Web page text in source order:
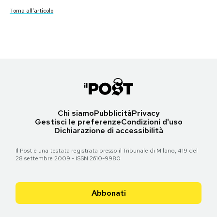
CALENDARIO
Torna all'articolo
Torna all'articolo
Torna all'articolo
Torna all'articolo
Torna all'articolo
Torna all'articolo
Torna all'articolo
Torna all'articolo
Torna all'articolo
Torna all'articolo
Torna all'articolo
Torna all'articolo
Torna all'articolo
Torna all'articolo
Chi siamoPubblicitàPrivacy
Gestisci le preferenzeCondizioni d'uso
Dichiarazione di accessibilità
Il Post è una testata registrata presso il Tribunale di Milano, 419 del
28 settembre 2009 - ISSN 2610-9980
Abbonati